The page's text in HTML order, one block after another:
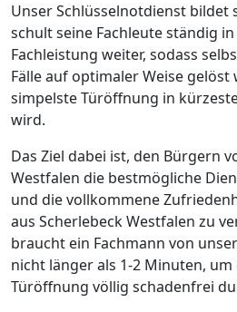
Unser Schlüsselnotdienst bildet
schult seine Fachleute ständig
Fachleistung weiter, sodass
Fälle auf optimaler Weise
simpelste Türöffnung in
wird.
Das Ziel dabei ist, den Bürgern
Westfalen die bestmögliche
und die vollkommene
aus Scherlebeck Westfalen zu
braucht ein Fachmann von
nicht länger als 1-2 Minuten,
Türöffnung völlig schadenfrei